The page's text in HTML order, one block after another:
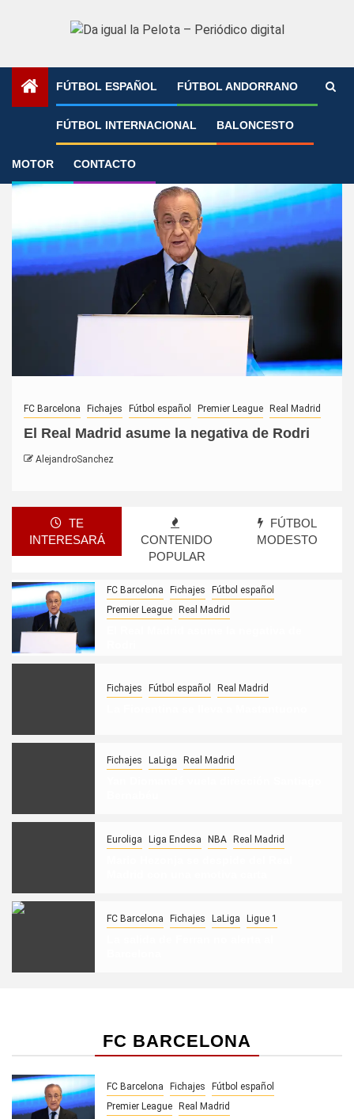
FÚTBOL ESPAÑOL FÚTBOL ANDORRANO
FÚTBOL INTERNACIONAL BALONCESTO
MOTOR CONTACTO
PREMIER 1 El Real Madrid asume la negativa de
FC Barcelona Fichajes Fútbol español Premier League Real Madrid
El Real Madrid asume la negativa de Rodri
AlejandroSanchez
TE
INTERESARÁ
CONTENIDO
POPULAR
FÚTBOL
MODESTO
FC Barcelona Fichajes
Fútbol español
Premier League
Real Madrid
Fichajes Fútbol español Real Madrid
Fichajes LaLiga Real Madrid
Euroliga Liga Endesa NBA Real Madrid
FC Barcelona Fichajes LaLiga Ligue 1
FC BARCELONA
FC Barcelona Fichajes
Fútbol español
Premier League
Real Madrid